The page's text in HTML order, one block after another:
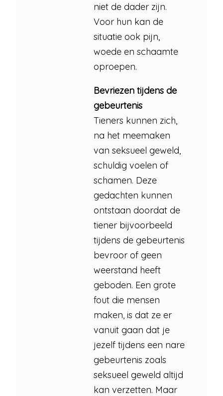
niet de dader zijn.
Voor hun kan de
situatie ook pijn,
woede en schaamte
oproepen.
Bevriezen tijdens de
gebeurtenis
Tieners kunnen zich,
na het meemaken
van seksueel geweld,
schuldig voelen of
schamen. Deze
gedachten kunnen
ontstaan doordat de
tiener bijvoorbeeld
tijdens de gebeurtenis
bevroor of geen
weerstand heeft
geboden. Een grote
fout die mensen
maken, is dat ze er
vanuit gaan dat je
jezelf tijdens een nare
gebeurtenis zoals
seksueel geweld altijd
kan verzetten. Maar